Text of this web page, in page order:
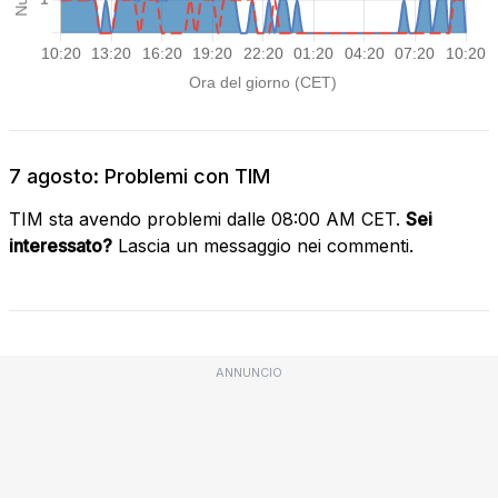
7 agosto: Problemi con TIM
TIM sta avendo problemi dalle 08:00 AM CET. Sei
interessato? Lascia un messaggio nei commenti.
ANNUNCIO